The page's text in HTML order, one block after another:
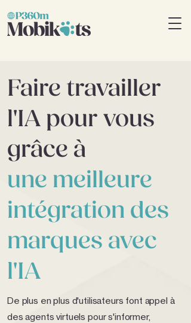
Faire travailler
l'IA pour vous
grâce à
une meilleure
intégration des
marques avec
l'IA
De plus en plus d'utilisateurs font appel à
des agents virtuels pour s'informer,